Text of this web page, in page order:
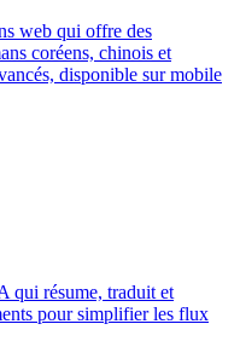
web qui offre des
coréens, chinois et
disponible sur mobile
qui résume, traduit et
pour simplifier les flux